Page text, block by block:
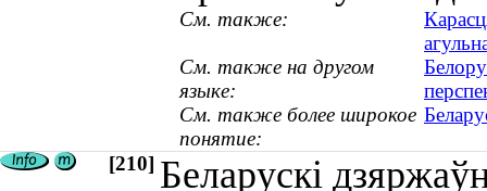
См. также:
См. также на другом
языке:
См. также более широкое
понятие:
[210] Беларускі